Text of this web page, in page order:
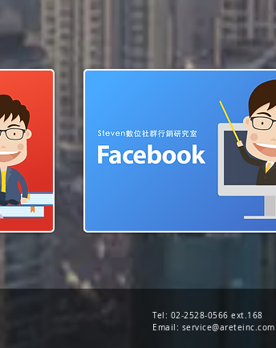
Tel: 02-2528-0566 ext.168
Email: